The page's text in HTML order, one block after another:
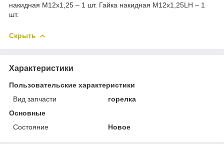
накидная M12х1,25 – 1 шт. Гайка накидная M12х1,25LH – 1
шт.
Скрыть
Характеристики
Пользовательские характеристики
Вид запчасти
горелка
Основные
Состояние
Новое